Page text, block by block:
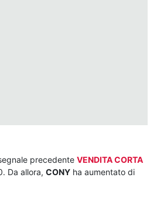
precedente VENDITA CORTA
Da allora, CONY ha aumentato di